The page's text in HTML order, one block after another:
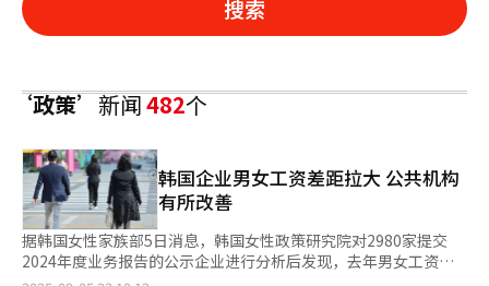
搜索
‘政策’新闻482个
韩国企业男女工资差距拉大 公共机构
有所改善
据韩国女性家族部5日消息，韩国女性政策研究院对2980家提交
2024年度业务报告的公示企业进行分析后发现，去年男女工资差
距较前一年进一步扩大。其中，男性平均年薪为9780万韩元（约